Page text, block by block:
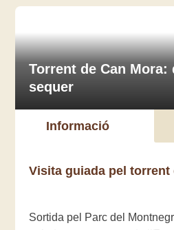
Torrent de Can Mora:
sequer
Informació
Visita guiada pel torrent
Sortida pel Parc del